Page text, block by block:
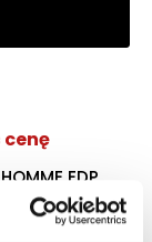
EDP